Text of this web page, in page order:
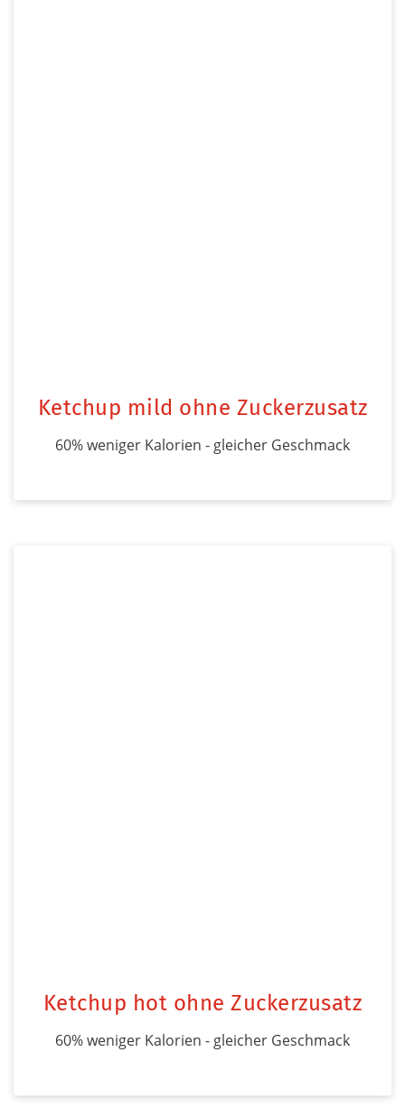
Ketchup mild ohne Zuckerzusatz
60% weniger Kalorien - gleicher Geschmack
Ketchup hot ohne Zuckerzusatz
60% weniger Kalorien - gleicher Geschmack